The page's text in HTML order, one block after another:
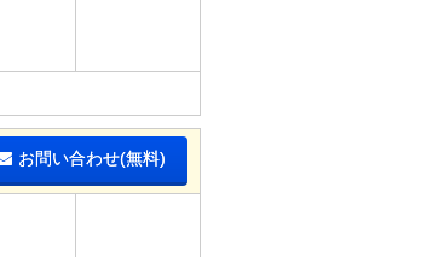
お問い合わせ(無料)